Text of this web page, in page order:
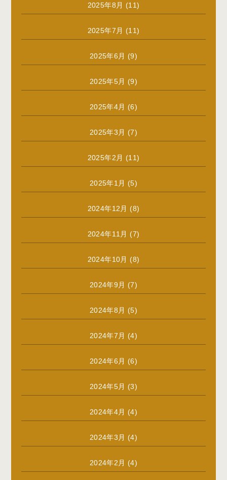
2025年8月 (11)
2025年7月 (11)
2025年6月 (9)
2025年5月 (9)
2025年4月 (6)
2025年3月 (7)
2025年2月 (11)
2025年1月 (5)
2024年12月 (8)
2024年11月 (7)
2024年10月 (8)
2024年9月 (7)
2024年8月 (5)
2024年7月 (4)
2024年6月 (6)
2024年5月 (3)
2024年4月 (4)
2024年3月 (4)
2024年2月 (4)